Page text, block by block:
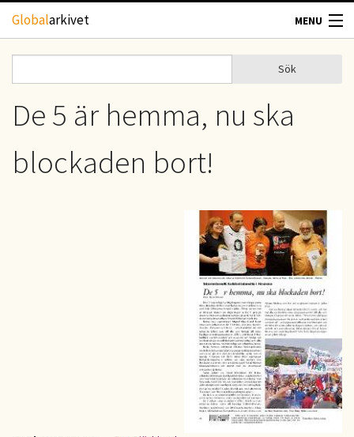
Hoppa till huvudinnehåll
Globalarkivet MENU
TIDSKRIFTER
Sökformulär
Sök
De 5 är hemma, nu ska
blockaden bort!